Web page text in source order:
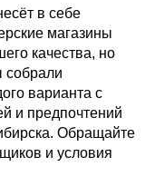
в себе
магазины
качества, но
собрали
варианта с
и предпочтений
Обращайте
и условия